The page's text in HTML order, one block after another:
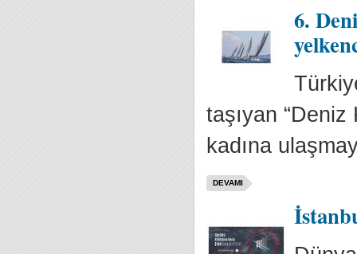
6.
taşıyan “Deniz
kadına
DEVAMI